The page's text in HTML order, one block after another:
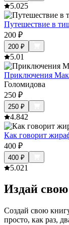
5.025
Путешествие в
200 ₽
200 ₽
5.01
Приключения
Голомидова
250 ₽
250 ₽
4.842
Как говорит
400 ₽
400 ₽
5.021
Издай
Создай свою
просто, как раз,